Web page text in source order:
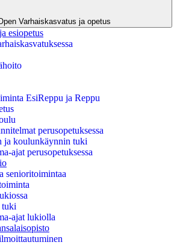
Varhaiskasvatus ja opetus
esiopetus
EsiReppu ja Reppu
perusopetuksessa
ja koulunkäynnin tuki
ajat perusopetuksessa
senioritoimintaa
tuki
ajat lukiolla